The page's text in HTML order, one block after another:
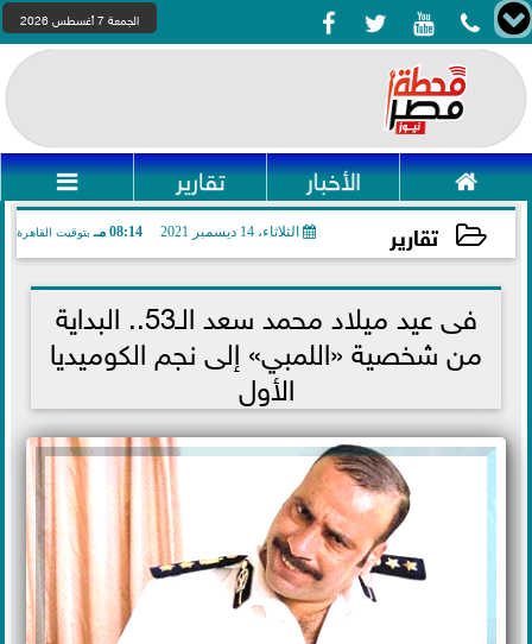
    الجمعة 7 أغسطس 2026
 الأخبار تقارير 
تقارير الثلاثاء، 14 ديسمبر 2021 08:14 مـ بتوقيت القاهرة
2021-12-14 20:14:51 فى عيد ميلاد محمد سعد الـ53.. البداية
من شخصية «اللمبي» إلى نجم الكوميديا
الأول